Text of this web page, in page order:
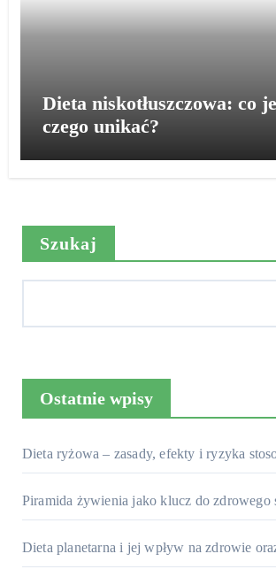
Dieta niskotłuszczowa: co
czego unikać?
Szukaj
Ostatnie wpisy
Dieta ryżowa – zasady, efekty i ryzyka
Piramida żywienia jako klucz do zdrowego
Dieta planetarna i jej wpływ na zdrowie